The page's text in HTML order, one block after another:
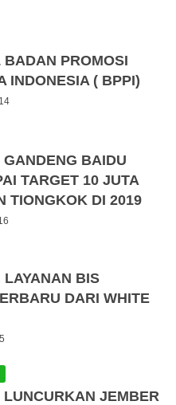
BADAN PROMOSI
INDONESIA ( BPPI)
GANDENG BAIDU
TARGET 10 JUTA
TIONGKOK DI 2019
LAYANAN BIS
DARI WHITE
LUNCURKAN JEMBER